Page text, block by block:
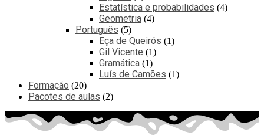
Estatística e probabilidades 4
Geometria 4
Português 5
Eça de Queirós 1
Gil Vicente 1
Gramática 1
Luís de Camões 1
Formação 20
Pacotes de aulas 2